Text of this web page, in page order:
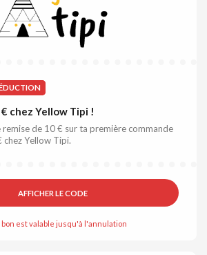
chez Yellow Tipi !
de 10 € sur ta première commande
chez Yellow Tipi.
AFFICHER LE CODE
bon est valable jusqu'à l'annulation